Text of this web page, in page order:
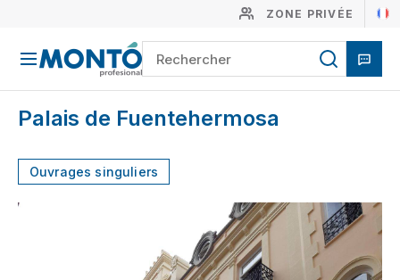
ZONE PRIVÉE
Palais de Fuentehermosa
Ouvrages singuliers